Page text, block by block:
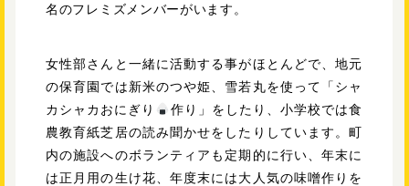
名のフレミズメンバーがいます。
女性部さんと一緒に活動する事がほとんどで、地元
の保育園では新米のつや姫、雪若丸を使って「シャ
カシャカおにぎり
作り」をしたり、小学校では食
農教育紙芝居の読み聞かせをしたりしています。町
内の施設へのボランティアも定期的に行い、年末に
は正月用の生け花、年度末には大人気の味噌作りを